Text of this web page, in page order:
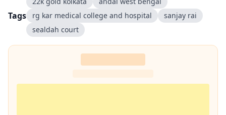
Tags
rg kar medical college and hospital
sanjay rai
sealdah court